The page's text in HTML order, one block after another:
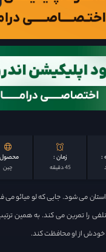
: زمان :
45 دقیقه چين
می شود. جایی که لو میائو می
را تمرین می کند. به همین
خودش از او محافظت کند.